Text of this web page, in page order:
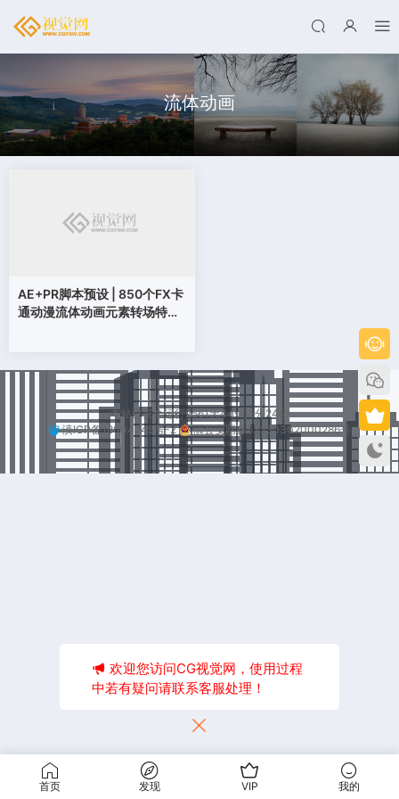
流体动画
AE+PR脚本预设 | 850个FX卡
通动漫流体动画元素转场特效
本站已安全运行2561天4小时5分24秒
滇ICP备18004245号-2
滇公安网备53250302000286号
首页 发现 VIP 我的
欢迎您访问CG视觉网，使用过程
中若有疑问请联系客服处理！